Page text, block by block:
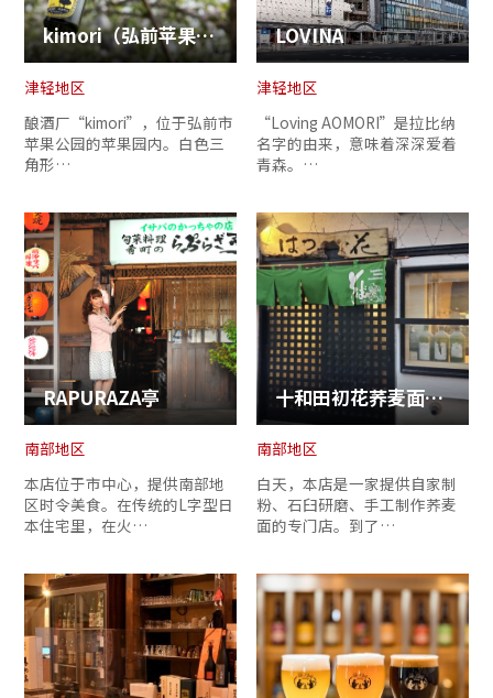
kimori（弘前苹果酒工房）
津轻地区
酿酒厂“kimori”，位于弘前市
苹果公园的苹果园内。白色三
角形…
LOVINA
津轻地区
“Loving AOMORI”是拉比纳
名字的由来，意味着深深爱着
青森。…
RAPURAZA亭
南部地区
本店位于市中心，提供南部地
区时令美食。在传统的L字型日
本住宅里，在火…
十和田初花荞麦面＆葡萄酒居酒屋
南部地区
白天，本店是一家提供自家制
粉、石臼研磨、手工制作荞麦
面的专门店。到了…